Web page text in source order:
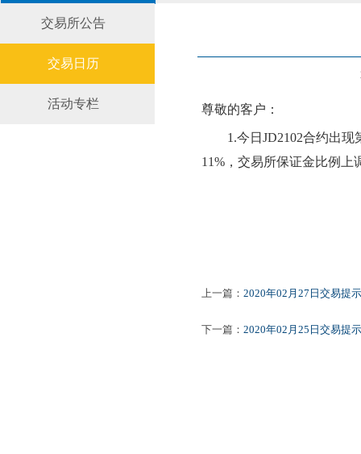
交易所公告
交易日历
活动专栏 尊敬的客户：
1 .今日JD2102合约出现
11%，交易所保证金比例 上
上一篇： 2020年02月27日交易提示
下一篇： 2020年02月25日交易提示